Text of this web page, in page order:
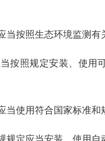
按照生态环境监测有
按照规定安装、使用
使用符合国家标准和
定应当安装、使用自